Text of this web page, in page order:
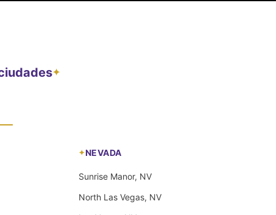
✦
NEVADA
Sunrise Manor, NV
North Las Vegas, NV